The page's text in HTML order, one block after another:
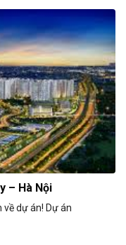
– Hà Nội
dự án! Dự án